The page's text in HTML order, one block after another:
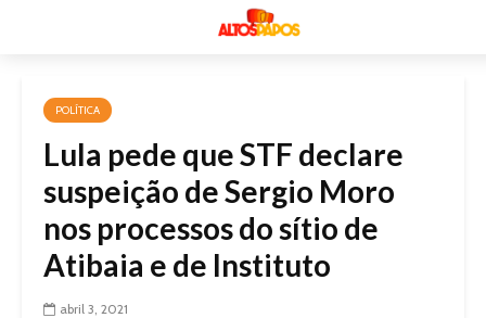
POLÍTICA
Lula pede que STF declare
suspeição de Sergio Moro
nos processos do sítio de
Atibaia e de Instituto
abril 3, 2021